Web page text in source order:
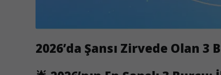
2026’da Şansı Zirvede Olan 3